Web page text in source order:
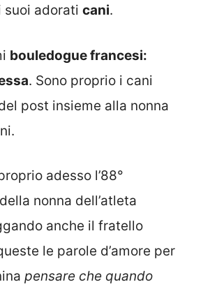
suoi adorati cani.
bouledogue francesi:
. Sono proprio i cani
post insieme alla nonna
adesso l’88°
nonna dell’atleta
anche il fratello
le parole d’amore per
pensare che quando